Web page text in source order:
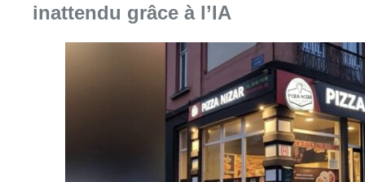
inattendu grâce à l’IA